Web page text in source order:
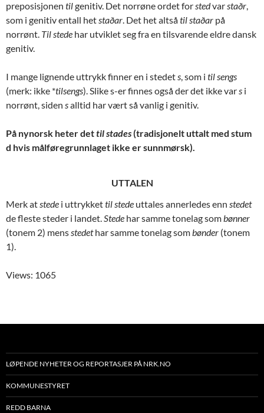
preposisjonen tilgenitiv. Det norrøne ordet forstedvarstaðr,
som i genitiv entall hetstaðar. Det het altsåtil staðar på
norrønt. Til stede har utviklet seg fra en tilsvarende eldre dansk
genitiv.
I mange lignende uttrykk finner en i stedets, som i til sengs
(merk: ikke *tilsengs). Slike s-er finnes også der det ikke vars i
norrønt, siden salltid har vært så vanlig i genitiv.
På nynorsk heter dettil stades(tradisjonelt uttalt med stum
d hvis målføregrunnlaget ikke er sunnmørsk).
UTTALEN
Merk atstede i uttrykkettil stede uttales annerledes enn stedet
de fleste steder i landet.Stede har samme tonelag sombønner
(tonem 2) mensstedethar samme tonelag sombønder (tonem
1).
Views: 1065
LØPENDE NYHETER OG REPORTASJER PÅ NRK.NO
KOMMUNESTYRET
REDD BARNA